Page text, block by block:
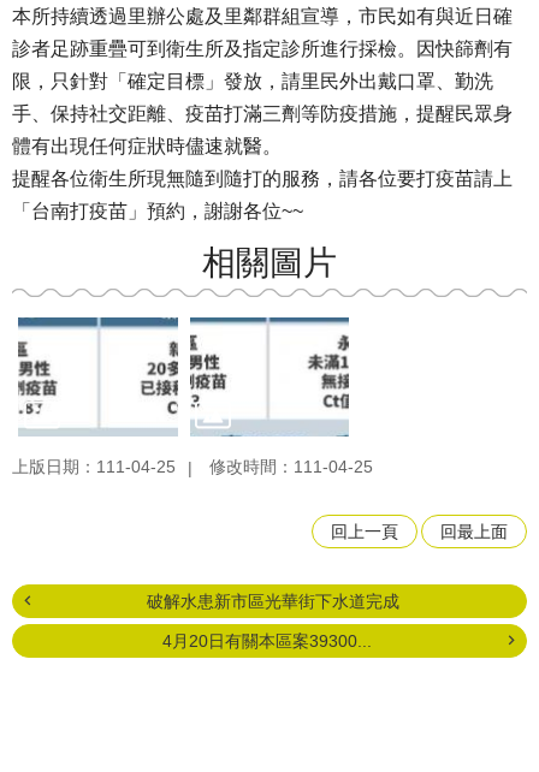
本所持續透過里辦公處及里鄰群組宣導，市民如有與近日確
診者足跡重疊可到衛生所及指定診所進行採檢。因快篩劑有
限，只針對「確定目標」發放，請里民外出戴口罩、勤洗
手、保持社交距離、疫苗打滿三劑等防疫措施，提醒民眾身
體有出現任何症狀時儘速就醫。
提醒各位衛生所現無隨到隨打的服務，請各位要打疫苗請上
「台南打疫苗」預約，謝謝各位~~
相關圖片
上版日期：111-04-25 修改時間：111-04-25
回上一頁 回最上面
破解水患新市區光華街下水道完成
4月20日有關本區案39300...